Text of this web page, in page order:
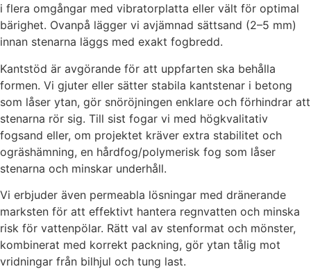
i flera omgångar med vibratorplatta eller vält för optimal
bärighet. Ovanpå lägger vi avjämnad sättsand (2–5 mm)
innan stenarna läggs med exakt fogbredd.
Kantstöd är avgörande för att uppfarten ska behålla
formen. Vi gjuter eller sätter stabila kantstenar i betong
som låser ytan, gör snöröjningen enklare och förhindrar att
stenarna rör sig. Till sist fogar vi med högkvalitativ
fogsand eller, om projektet kräver extra stabilitet och
ogräshämning, en hårdfog/polymerisk fog som låser
stenarna och minskar underhåll.
Vi erbjuder även permeabla lösningar med dränerande
marksten för att effektivt hantera regnvatten och minska
risk för vattenpölar. Rätt val av stenformat och mönster,
kombinerat med korrekt packning, gör ytan tålig mot
vridningar från bilhjul och tung last.